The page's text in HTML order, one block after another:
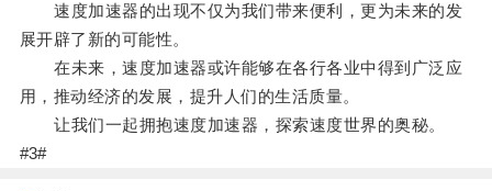
速度加速器的出现不仅为我们带来便利，更为未来的发
展开辟了新的可能性。
在未来，速度加速器或许能够在各行各业中得到广泛应
用，推动经济的发展，提升人们的生活质量。
让我们一起拥抱速度加速器，探索速度世界的奥秘。
#3#